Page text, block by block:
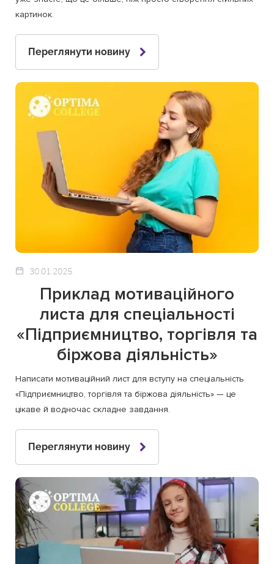
картинок.
Переглянути новину
30.01.2025
Приклад мотиваційного
листа для спеціальності
«Підприємництво, торгівля та
біржова діяльність»
Написати мотиваційний лист для вступу на спеціальність
«Підприємництво, торгівля та біржова діяльність» — це
цікаве й водночас складне завдання.
Переглянути новину